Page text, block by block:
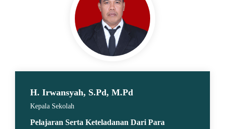
H. Irwansyah, S.Pd, M.Pd
Kepala Sekolah
Pelajaran Serta Keteladanan Dari Para